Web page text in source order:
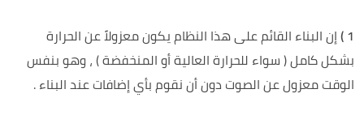
1 ) إن البناء القائم على هذا النظام يكون معزولاً عن الحرارة
بشكل كامل ( سواء للحرارة العالية أو المنخفضة ) ، وهو بنفس
الوقت معزول عن الصوت دون أن نقوم بأي إضافات عند البناء .